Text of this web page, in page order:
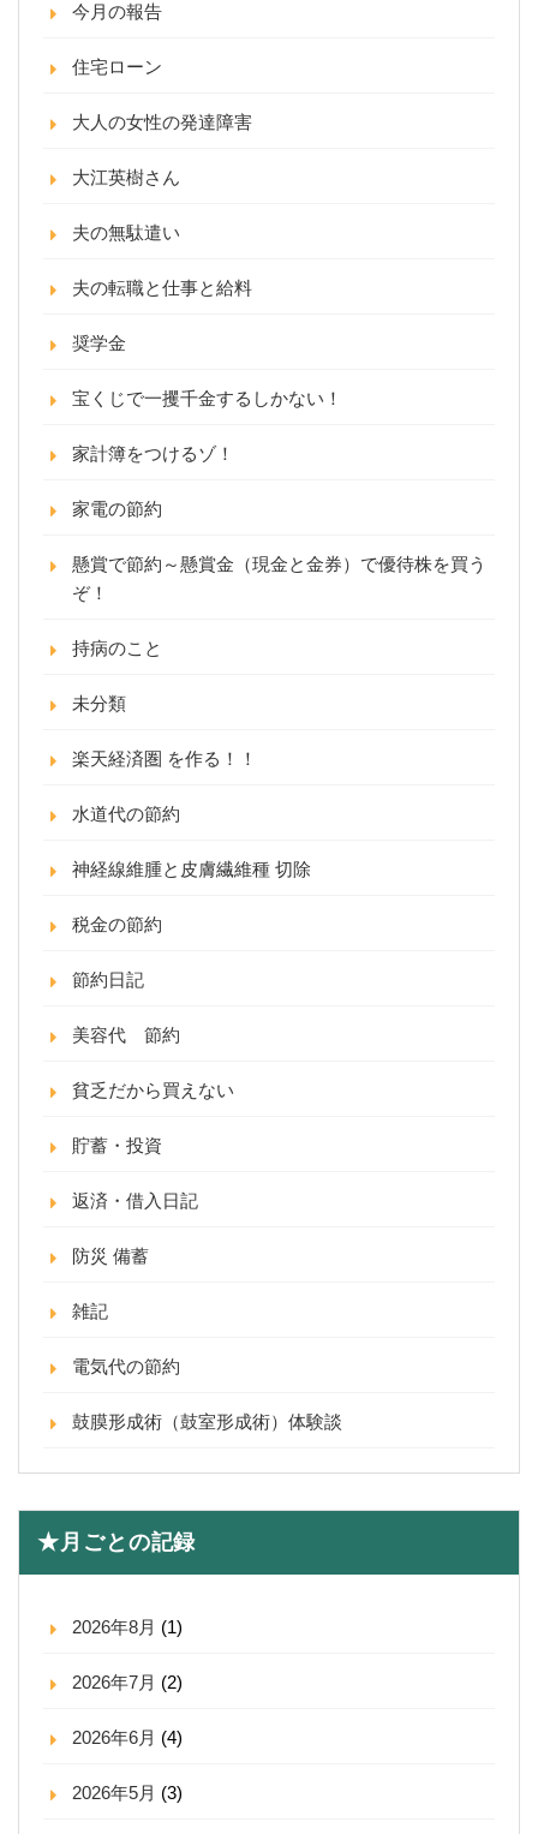
今月の報告
住宅ローン
大人の女性の発達障害
大江英樹さん
夫の無駄遣い
夫の転職と仕事と給料
奨学金
宝くじで一攫千金するしかない！
家計簿をつけるゾ！
家電の節約
懸賞で節約～懸賞金（現金と金券）で優待株を買う
ぞ！
持病のこと
未分類
楽天経済圏 を作る！！
水道代の節約
神経線維腫と皮膚繊維種 切除
税金の節約
節約日記
美容代 節約
貧乏だから買えない
貯蓄・投資
返済・借入日記
防災 備蓄
雑記
電気代の節約
鼓膜形成術（鼓室形成術）体験談
★月ごとの記録
2026年8月 (1)
2026年7月 (2)
2026年6月 (4)
2026年5月 (3)